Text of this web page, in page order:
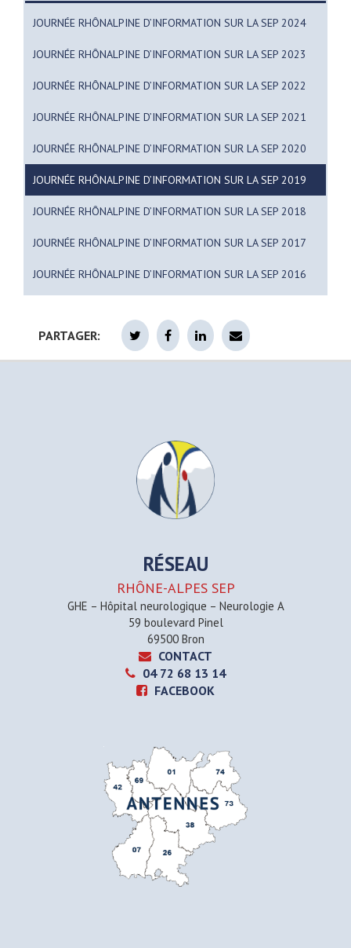
JOURNÉE RHÔNALPINE D’INFORMATION SUR LA SEP 2024
JOURNÉE RHÔNALPINE D’INFORMATION SUR LA SEP 2023
JOURNÉE RHÔNALPINE D’INFORMATION SUR LA SEP 2022
JOURNÉE RHÔNALPINE D’INFORMATION SUR LA SEP 2021
JOURNÉE RHÔNALPINE D’INFORMATION SUR LA SEP 2020
JOURNÉE RHÔNALPINE D’INFORMATION SUR LA SEP 2019
JOURNÉE RHÔNALPINE D’INFORMATION SUR LA SEP 2018
JOURNÉE RHÔNALPINE D’INFORMATION SUR LA SEP 2017
JOURNÉE RHÔNALPINE D’INFORMATION SUR LA SEP 2016
PARTAGER:
RÉSEAU
RHÔNE-ALPES SEP
GHE – Hôpital neurologique – Neurologie A
59 boulevard Pinel
69500 Bron
CONTACT
04 72 68 13 14
FACEBOOK